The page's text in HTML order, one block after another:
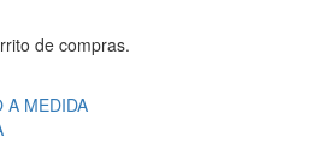
de compras.
A MEDIDA